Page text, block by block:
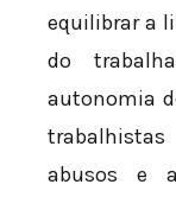
equilibrar a
do
autonomia
abusos e